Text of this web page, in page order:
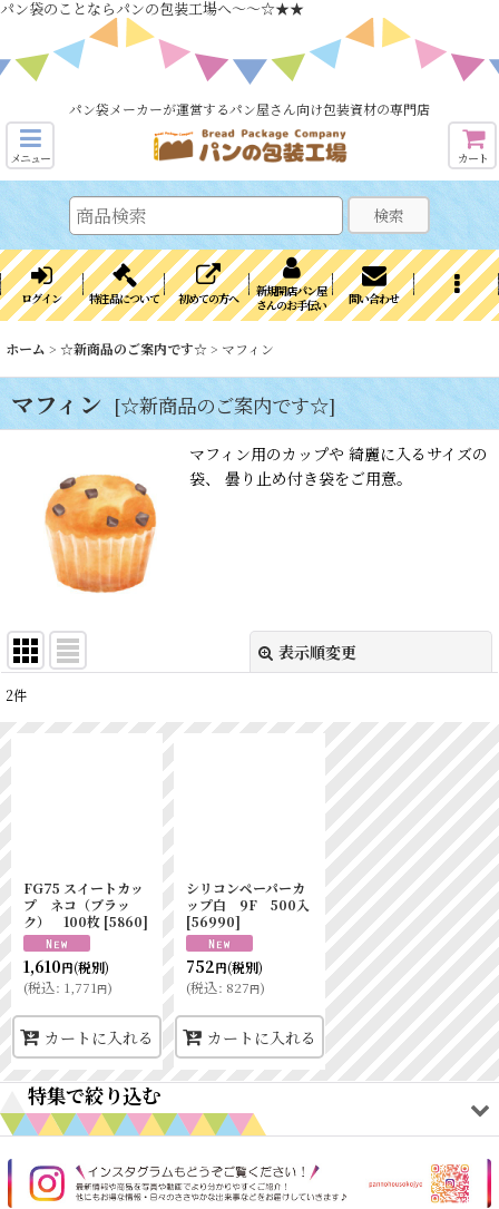
パン袋のことならパンの包装工場へ～～☆★★
パン袋メーカーが運営するパン屋さん向け包装資材の専門店
メニュー カート
検索
ログイン 特注品について 初めての方へ
新規開店パン屋
さんのお手伝い
問い合わせ
ホーム > ☆新商品のご案内です☆ > マフィン
マフィン [☆新商品のご案内です☆]
マフィン用のカップや 綺麗に入るサイズの
袋、 曇り止め付き袋をご用意。
表示順変更
2件
FG75 スイートカッ
プ ネコ（ブラッ
ク） 100枚 [5860]
1,610円(税別)
(税込: 1,771円)
カートに入れる
シリコンペーパーカ
ップ白 9F 500入
[56990]
752円(税別)
(税込: 827円)
カートに入れる
特集で絞り込む
オリジナルアイテム